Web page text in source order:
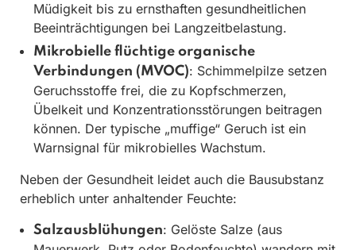
Müdigkeit bis zu ernsthaften gesundheitlichen
Beeinträchtigungen bei Langzeitbelastung.
Mikrobielle flüchtige organische
Verbindungen (MVOC): Schimmelpilze setzen
Geruchsstoffe frei, die zu Kopfschmerzen,
Übelkeit und Konzentrationsstörungen beitragen
können. Der typische „muffige“ Geruch ist ein
Warnsignal für mikrobielles Wachstum.
Neben der Gesundheit leidet auch die Bausubstanz
erheblich unter anhaltender Feuchte:
Salzausblühungen: Gelöste Salze (aus